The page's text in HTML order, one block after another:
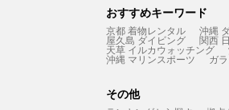
おすすめキーワード
京都 着物レンタル 沖縄
屋久島 ダイビング 関西
天草 イルカウォッチング
沖縄 マリンスポーツ ガ
その他